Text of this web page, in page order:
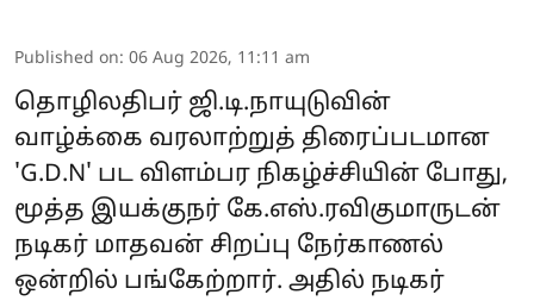
Published on: 06 Aug 2026, 11:11 am
தொழிலதிபர் ஜி.டி.நாயுடுவின்
வாழ்க்கை வரலாற்றுத் திரைப்படமான
'G.D.N' பட விளம்பர நிகழ்ச்சியின் போது,
மூத்த இயக்குநர் கே.எஸ்.ரவிகுமாருடன்
நடிகர் மாதவன் சிறப்பு நேர்காணல்
ஒன்றில் பங்கேற்றார். அதில் நடிகர்